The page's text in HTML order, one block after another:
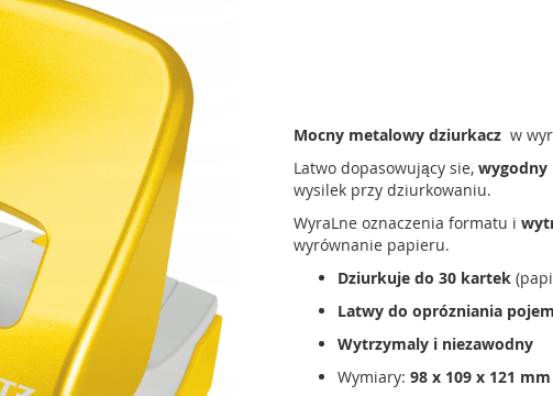
Mocny metalowy dziurkacz w
Latwo dopasowujący sie, wygodny
wysilek przy dziurkowaniu.
WyraLne oznaczenia formatu i
wyrównanie papieru.
Dziurkuje do 30 kartek
Latwy do oprózniania
Wytrzymaly i niezawodny
Wymiary: 98 x 109 x 121 mm